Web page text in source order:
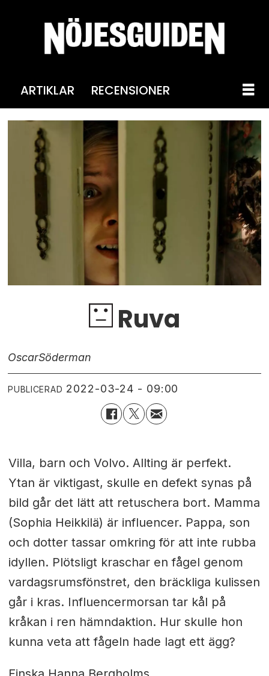
ARTIKLAR RECENSIONER
Ruva
OscarSöderman
PUBLICERAD 2022-03-24 - 09:00
Villa, barn och Volvo. Allting är perfekt.
Ytan är viktigast, skulle en defekt synas på
bild går det lätt att retuschera bort. Mamma
(Sophia Heikkilä) är influencer. Pappa, son
och dotter tassar omkring för att inte rubba
idyllen. Plötsligt kraschar en fågel genom
vardagsrumsfönstret, den bräckliga kulissen
går i kras. Influencermorsan tar kål på
kråkan i ren hämndaktion. Hur skulle hon
kunna veta att fågeln hade lagt ett ägg?